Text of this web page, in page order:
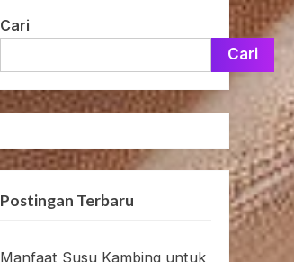
Cari
Cari
Postingan Terbaru
Manfaat Susu Kambing untuk